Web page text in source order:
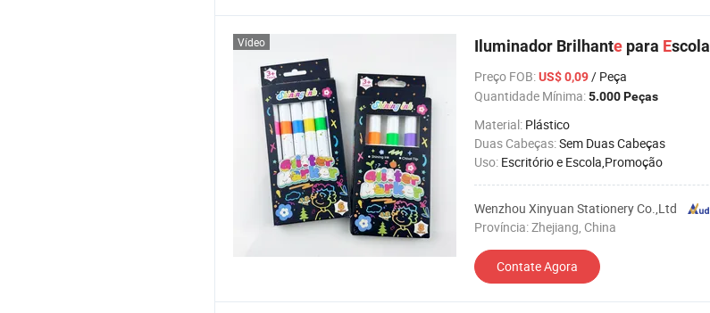
Iluminador Brilhante para Escola
Preço FOB:US$ 0,09/ Peça
Quantidade Mínima:5.000 Peças
Material: Plástico
Duas Cabeças:Sem Duas Cabeças
Uso: Escritório e Escola,Promoção
Wenzhou Xinyuan Stationery Co.,Ltd
Província: Zhejiang, China
Contate Agora
Vídeo